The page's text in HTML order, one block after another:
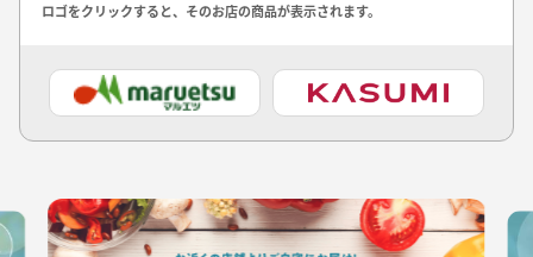
ロゴをクリックすると、そのお店の商品が表示されます。